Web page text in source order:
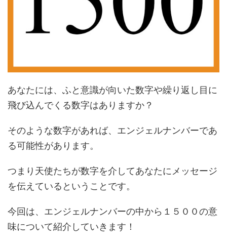
あなたには、ふと意識が向いた数字や繰り返し目に
飛び込んでくる数字はありますか？
そのような数字があれば、エンジェルナンバーであ
る可能性があります。
つまり天使たちが数字を介してあなたにメッセージ
を伝えているということです。
今回は、エンジェルナンバーの中から１５００の意
味について紹介していきます！